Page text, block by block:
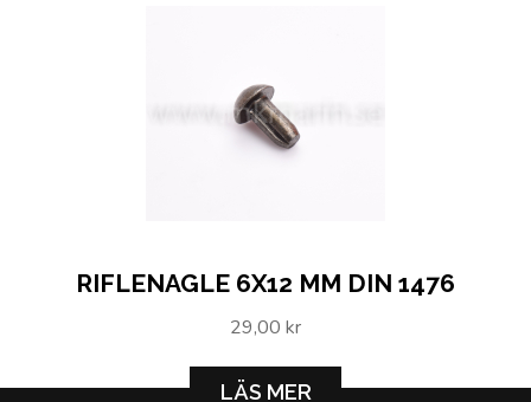
RIFLENAGLE 6X12 MM DIN 1476
29,00 kr
LÄS MER